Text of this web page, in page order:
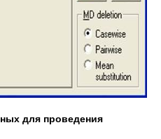
для проведения